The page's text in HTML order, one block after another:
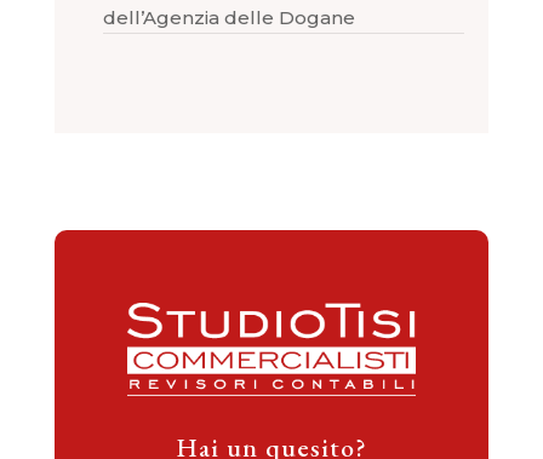
dell’Agenzia delle Dogane
Hai un quesito?